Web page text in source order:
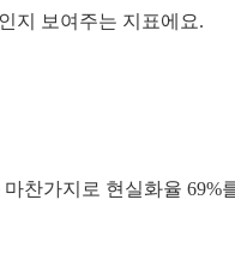
지 보여주는 지표에요.
찬가지로 현실화율 69%